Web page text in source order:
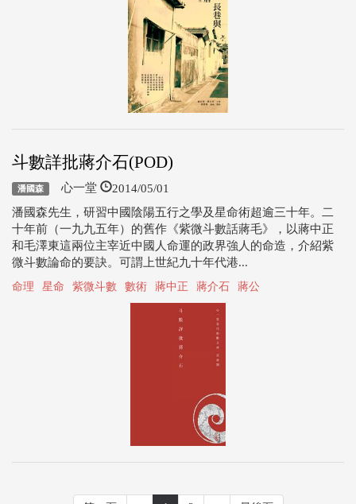
斗數詳批蔣介石(POD)
潘國森 心一堂 2014/05/01
潘國森先生，研習中國陰陽五行之學及星命術超逾三十年。二
十年前（一九九五年）的舊作《紫微斗數話蔣毛》，以蔣中正
和毛澤東這兩位主宰近中國人命運的政界強人的命造，介紹紫
微斗數論命的要訣。可謂上世紀九十年代港...
命理 星命 紫微斗數 數術 蔣中正 蔣介石 蔣公